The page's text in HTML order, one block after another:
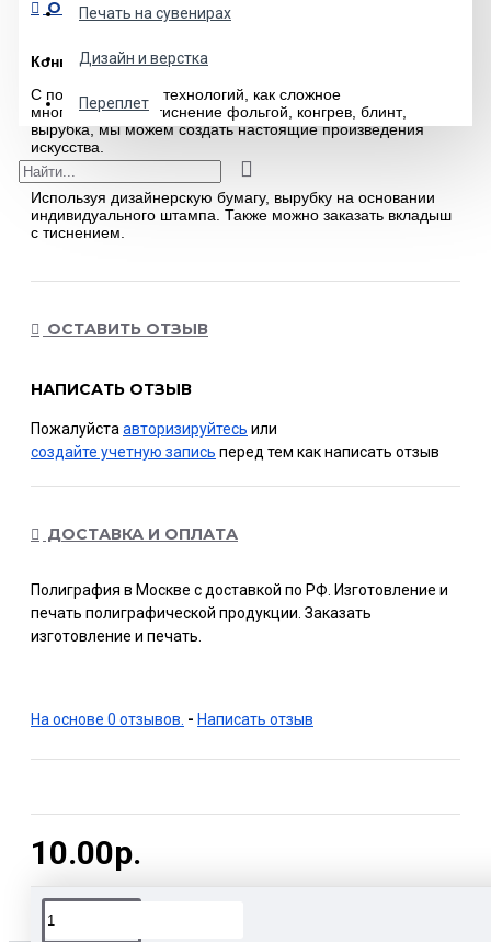
Печать на сувенирах
Дизайн и верстка
Переплет
ОПИСАНИЕ
Конверты с тиснением
С помощью таких технологий, как сложное
многопроходное тиснение фольгой, конгрев, блинт,
вырубка, мы можем создать настоящие произведения
искусства.
Используя дизайнерскую бумагу, вырубку на основании
индивидуального штампа. Также можно заказать вкладыш
с тиснением.
ОСТАВИТЬ ОТЗЫВ
НАПИСАТЬ ОТЗЫВ
Пожалуйста авторизируйтесь или
создайте учетную запись перед тем как написать отзыв
ДОСТАВКА И ОПЛАТА
Полиграфия в Москве с доставкой по РФ. Изготовление и
печать полиграфической продукции. Заказать
изготовление и печать.
На основе 0 отзывов. - Написать отзыв
10.00р.